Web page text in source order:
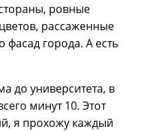
ровные
рассаженные
фасад города. А есть
до университета, в
минут 10. Этот
я прохожу каждый